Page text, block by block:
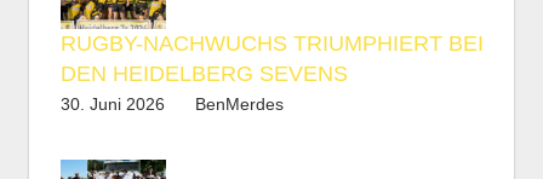
RUGBY-NACHWUCHS TRIUMPHIERT BEI
DEN HEIDELBERG SEVENS
30. Juni 2026 BenMerdes